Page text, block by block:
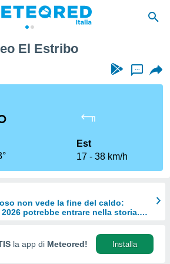
El Estribo
...
Est
17
38 km/h
non vede la fine del caldo:
potrebbe entrare nella storia.
la app di Meteored! Installa